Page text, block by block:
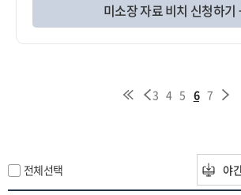
미소장 자료 비치 신청하
3 4 5 6 7
전체선택 야